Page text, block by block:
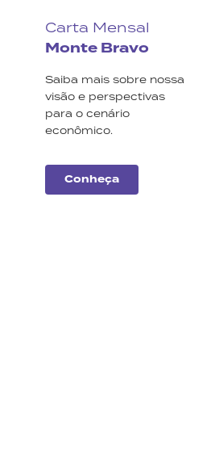
Carta Mensal
Monte Bravo
Saiba mais sobre nossa
visão e perspectivas
para o cenário
econômico.
Conheça